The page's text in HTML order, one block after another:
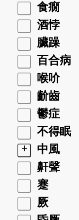
食癇
酒悖
臟躁
百合病
喉吤
齘齒
鬱症
不得眠
+
中風
鼾聲
蹇
厥